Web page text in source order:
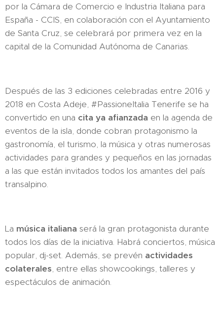
por la Cámara de Comercio e Industria Italiana para
España - CCIS, en colaboración con el Ayuntamiento
de Santa Cruz, se celebrará por primera vez en la
capital de la Comunidad Autónoma de Canarias.
Después de las 3 ediciones celebradas entre 2016 y
2018 en Costa Adeje, #PassioneItalia Tenerife se ha
convertido en una cita ya afianzada en la agenda de
eventos de la isla, donde cobran protagonismo la
gastronomía, el turismo, la música y otras numerosas
actividades para grandes y pequeños en las jornadas
a las que están invitados todos los amantes del país
transalpino.
La música italiana será la gran protagonista durante
todos los días de la iniciativa. Habrá conciertos, música
popular, dj-set. Además, se prevén actividades
colaterales, entre ellas showcookings, talleres y
espectáculos de animación.